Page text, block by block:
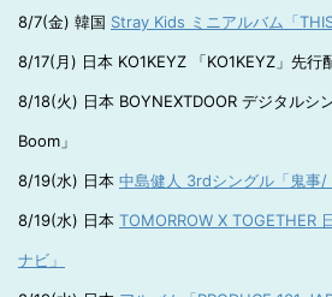
8/7(金) 韓国 Stray Kids ミニアルバム「
8/17(月) 日本 KO1KEYZ 「KO1KEYZ」先行
8/18(火) 日本 BOYNEXTDOOR デジタルシ
Boom」
8/19(水) 日本 中島健人 3rdシングル「鬼事/
8/19(水) 日本 TOMORROW X TOGETHER
ナビ」